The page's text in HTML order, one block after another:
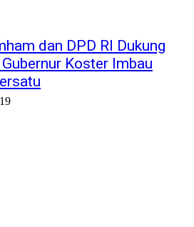
dan DPD RI Dukung
Koster Imbau